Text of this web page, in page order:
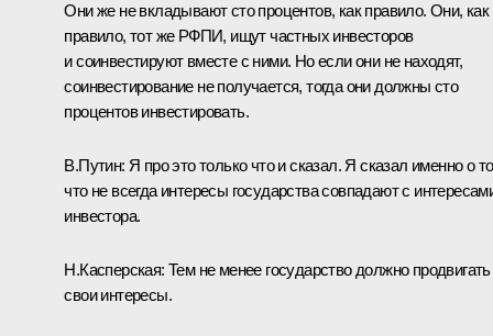
Они же не вкладывают сто процентов, как правило. Они, как
правило, тот же РФПИ, ищут частных инвесторов
и соинвестируют вместе с ними. Но если они не находят,
соинвестирование не получается, тогда они должны сто
процентов инвестировать.
В.Путин: Я про это только что и сказал. Я сказал именно о
что не всегда интересы государства совпадают с
инвестора.
Н.Касперская: Тем не менее государство должно продвигать
свои интересы.